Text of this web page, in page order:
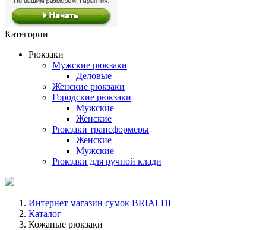
Категории
Рюкзаки
Мужские рюкзаки
Деловые
Женские рюкзаки
Городские рюкзаки
Мужские
Женские
Рюкзаки трансформеры
Женские
Мужские
Рюкзаки для ручной клади
Интернет магазин сумок BRIALDI
Каталог
Кожаные рюкзаки